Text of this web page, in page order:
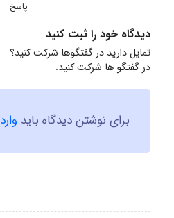
پاسخ
دیدگاه خود را ثبت کنید
تمایل دارید در گفتگوها شرکت کنید؟
در گفتگو ها شرکت کنید.
برای نوشتن دیدگاه باید وارد